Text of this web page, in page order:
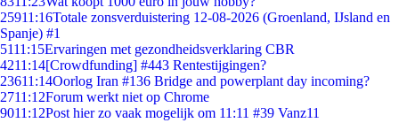
25911:16Totale zonsverduistering 12-08-2026 (Groenland, IJsland en
Spanje) #1
5111:15Ervaringen met gezondheidsverklaring CBR
4211:14[Crowdfunding] #443 Rentestijgingen?
23611:14Oorlog Iran #136 Bridge and powerplant day incoming?
2711:12Forum werkt niet op Chrome
9011:12Post hier zo vaak mogelijk om 11:11 #39 Vanz11